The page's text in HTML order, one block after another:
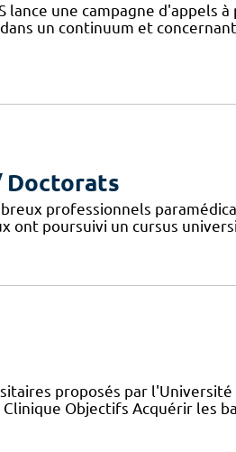
lance une campagne d'appels
un continuum et
Doctorats
professionnels
ont poursuivi un cursus
proposés par
Objectifs Acquérir les